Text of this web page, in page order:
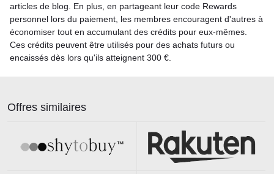
articles de blog. En plus, en partageant leur code Rewards
personnel lors du paiement, les membres encouragent d'autres à
économiser tout en accumulant des crédits pour eux-mêmes.
Ces crédits peuvent être utilisés pour des achats futurs ou
encaissés dès lors qu'ils atteignent 300 €.
Offres similaires